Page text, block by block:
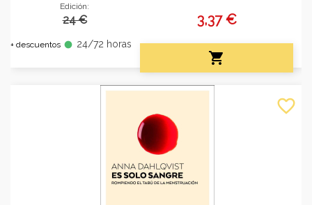
Edición:
24 €
+ descuentos fiber_manual_record 24/72 horas
3,37 €

favorite_border